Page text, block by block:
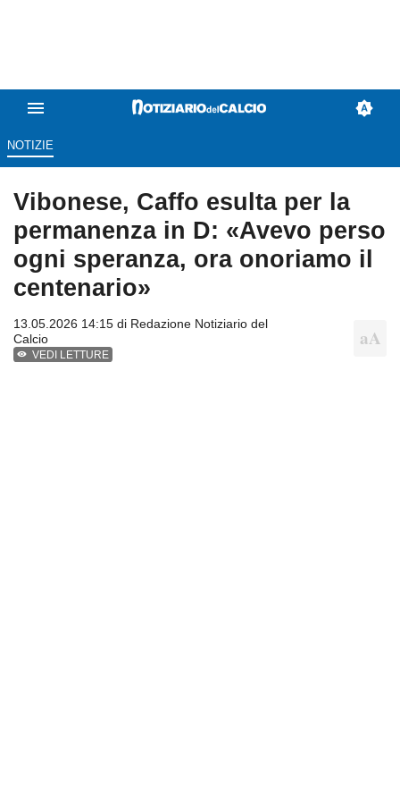
NOTIZIE
Vibonese, Caffo esulta per la
permanenza in D: «Avevo perso
ogni speranza, ora onoriamo il
centenario»
13.05.2026 14:15 di Redazione Notiziario del
Calcio
VEDI LETTURE